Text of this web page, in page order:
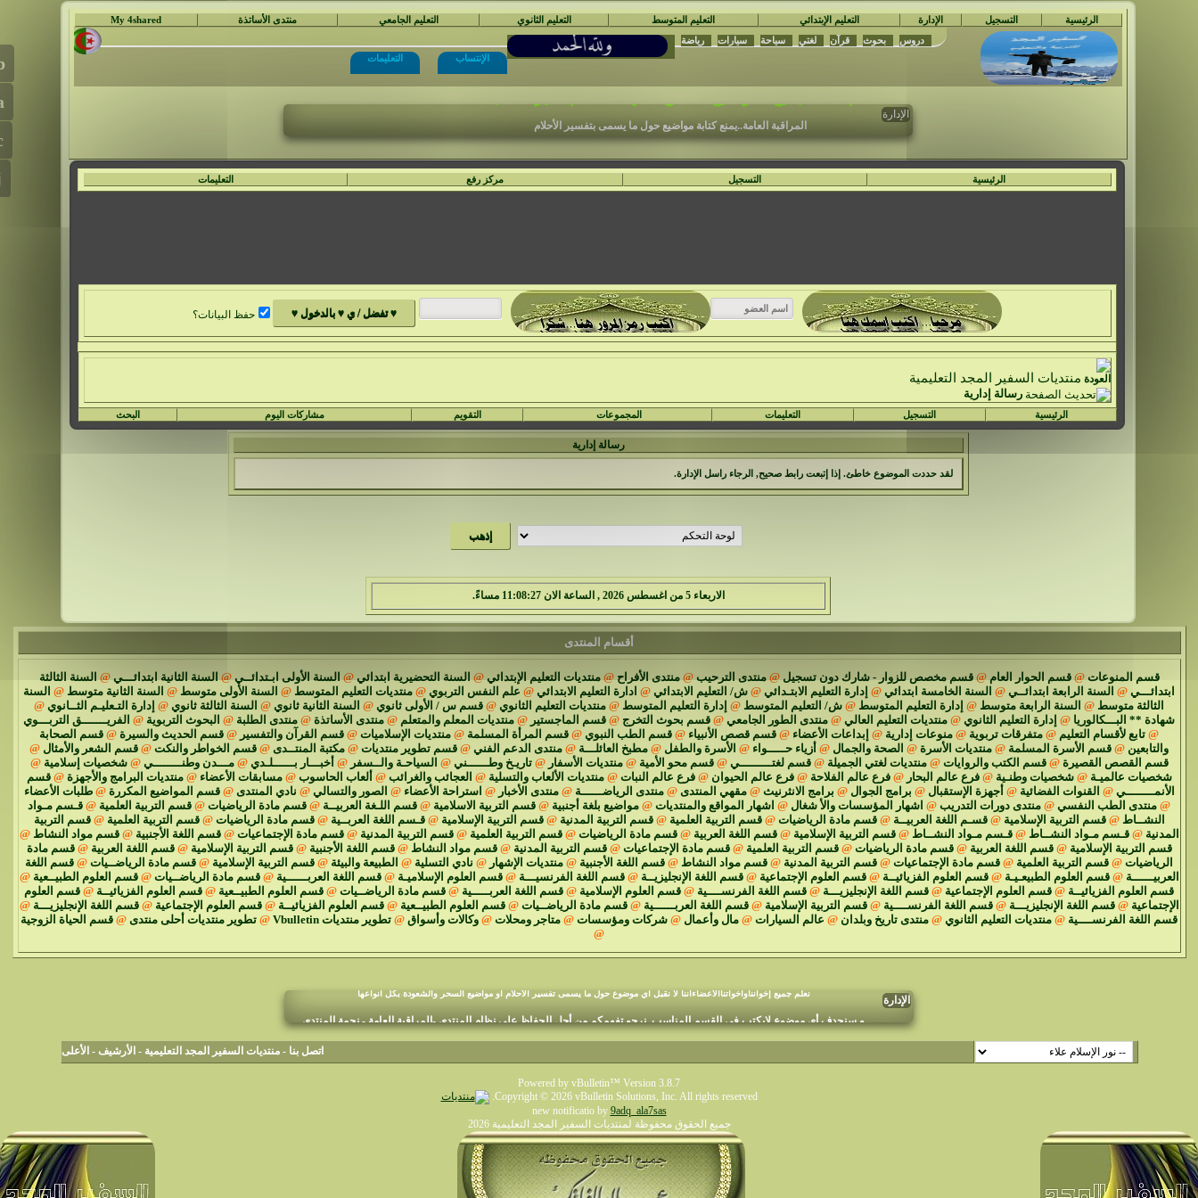
الرئيسية التسجيل الإدارة التعليم الإبتدائي التعليم المتوسط التعليم الثانوي التعليم الجامعي منتدى الأساتذة My 4shared
دروس بحوث قرآن لغتي سياحة سيارات
رياضة
الإنتساب
التعليمات
الإدارة
مُنْتَدَيَات السَّفِير الْمُجِدّ التَّعْلِيمِيَّة
المراقبة العامة..يمنع كتابة مواضيع حول ما يسمى بتفسير الأحلام
الرئيسية التسجيل مركز رفع التعليمات
حفظ البيانات؟
منتديات السفير المجد التعليمية
رسالة إدارية
الرئيسية التسجيل التعليمات المجموعات التقويم مشاركات اليوم البحث
رسالة إدارية
لقد حددت الموضوع خاطئ. إذا إتبعت رابط صحيح, الرجاء راسل الإدارة.
الاربعاء 5 من اغسطس 2026 , الساعة الان 11:08:28 مساءً.
أقسام المنتدى
قسم المنوعات @قسم الحوار العام @قسم مخصص للزوار - شارك دون تسجيل @منتدى الترحيب @منتدى الأفراح @منتديات التعليم الإبتدائي @السنة التحضيرية ابتدائي @السنة الأولى ابـتدائــي @السنة الثانية ابتدائـــي @السنة الثالثة
ابتدائـــي @ السنة الرابعة ابتدائــي @ السنة الخامسة ابتدائي @ إدارة التعليم الابتـدائي @ ش/ التعليم الابتدائي @ ادارة التعليم الابتدائي @ علم النفس التربوي @ منتديات التعليم المتوسط @ السنة الأولى متوسط @ السنة الثانية متوسط @ السنة
الثالثة متوسط @ السنة الرابعة متوسط @ إدارة التعليم المتوسط @ ش/ التعليم المتوسط @ إدارة التعليم المتوسط @ منتديات التعليم الثانوي @ قسم س / الأولى ثانوي @ السنة الثانية ثانوي @ السنة الثالثة ثانوي @ إدارة التـعليـم الثــانوي @
شهادة ** البـــكالوريا @ إدارة التعليم الثانوي @ منتديات التعليم العالي @ منتدى الطور الجامعي @ قسم بحوث التخرج @ قسم الماجستير @ منتديات المعلم والمتعلم @ منتدى الأساتذة @ منتدى الطلبة @ البحوث التربوية @ الفريـــــــق التربـــوي
@ تابع لأقسام التعليم @ متفرقات تربوية @ منوعات إدارية @ إبداعات الأعضاء @ قسم قصص الأنبياء @ قسم الطب النبوي @ قسم المرأة المسلمة @ منتديات الإسلاميات @ قسم القرآن والتفسير @ قسم الحديث والسيرة @ قسم الصحابة
والتابعين @ قسم الأسرة المسلمة @ منتديات الأسرة @ الصحة والجمال @ أزياء حـــــواء @ الأسرة والطفل @ مطبخ العائلـــة @ منتدى الدعم الفني @ قسم تطوير منتديات @ مكتبة المنتــدى @ قسم الخواطر والنكت @ قسم الشعر والأمثال @
قسم القصص القصيرة @قسم الكتب والروايات @منتديات لغتي الجميلة @قسم لغتـــــــــي @قسم محو الأمية @منتديات الأسفار @تاريـخ وطــــــني @ السياحـة والــسفر @ أخبـــار بــــــلـدي @مـــدن وطنــــــــي @شخصيات إسلامية @
شخصيات عالميـة @شخصيات وطنـية @فرع عالم البحار @فرع عالم الفلاحة @فرع عالم الحيوان @فرع عالم النبات @منتديات الألعاب والتسلية @ العجائب والغرائب @ ألعاب الحاسوب @مسابقات الأعضاء @منتديات البرامج والأجهزة @قسم
الأنمــــــــي @ القنوات الفضائية @ أجهزة الإستقبال @ برامج الجوال @ برامج الانثرنيث @مقهي المنتدى @منتدى الرياضــــــة @منتدى الأخبار @ استراحة الأعضاء @ الصور والتسالي @ نادي المنتدى @قسم المواضيع المكررة @طلبات الأعضاء
@ منتدى الطب النفسي @ منتدى دورات التدريب @ اشهار المؤسسات والأ شغال @ اشهار المواقع والمنتديات @ مواضيع بلغة أجنبية @ قسم التربية الاسلامية @ قسم اللـغة العربيــة @ قسم مادة الرياضيات @ قسم التربية العلمية @ قـسم مـواد
النشــاط @قسم التربية الإسلامية @قسـم اللغة العربيــة @قسم مادة الرياضيات @قسم التربية العلمية @قسم التربية المدنية @قسم التربية الإسلامية @قـسم اللغة العربــية @قسم مادة الرياضيات @قسم التربية العلمية @قسم التربية
المدنية @قـسم مـواد النشــاط @قـسم مـواد النشــاط @قسم التربية الإسلامية @قسم اللغة العربية @قسم مادة الرياضيات @قسم التربية العلمية @قسم التربية المدنية @قسم مادة الإجتماعيات @قسم اللغة الأجنبية @قسم مواد النشاط @
قسم التربية الإسلامية @قسم اللغة العربية @قسم مادة الرياضيات @قسم التربية العلمية @قسم مادة الإجتماعيات @قسم التربية المدنية @قسم مواد النشاط @قسم اللغة الأجنبية @قسم التربية الإسلامية @قسم اللغة العربية @قسم مادة
الرياضيات @ قسم التربية العلمية @ قسم مادة الإجتماعيات @ قسم التربية المدنية @ قسم مواد النشاط @ قسم اللغة الأجنبية @ منتديات الإشهار @ نادي التسلية @ الطبيعة والبيئة @ قسم التربية الإسلامية @ قسم مادة الرياضــيات @ قسم اللغة
العربيــــــة @قسم العلوم الطبيعـيـة @قسم العلوم الفزيائيــة @قسم العلوم الإجتماعية @قسم اللغة الإنجليزيــة @قسم اللغة الفرنسيـــة @قسم العلوم الإسلاميـة @قسم اللغة العربــــــية @قسم مادة الرياضــيات @قسم العلوم الطبيــعية @
قسم العلوم الفزيائيــة @ قسم العلوم الإجتماعية @ قسم اللغة الإنجليزيـــة @ قسم اللغة الفرنســــية @ قسم العلوم الإسلامية @ قسم اللغة العربـــــية @ قسم مادة الرياضــيات @ قسم العلوم الطبيــعية @ قسم العلوم الفزيائيــة @ قسم العلوم
الإجتماعية @قسم اللغة الإنجليزيـــة @قسم اللغة الفرنســــية @قسم التربية الإسلامية @قسم اللغة العربــــــية @قسم مادة الرياضــيات @قسم العلوم الطبيــعية @قسم العلوم الفزيائيــة @قسم العلوم الإجتماعية @قسم اللغة الإنجليزيـــة @
قسم اللغة الفرنســــية @ منتديات التعليم الثانوي @ منتدى تاريخ وبلدان @ عالم السيارات @ مال وأعمال @ شركات ومؤسسات @ متاجر ومحلات @ وكالات وأسواق @ تطوير منتديات Vbulletin @ تطوير منتديات أحلى منتدى @ قسم الحياة الزوجية
@
الإدارة
منتديات السفير المجد التعليمية
اتصل بنا -منتديات السفير المجد التعليمية - الأرشيف - الأعلى
Powered by vBulletin™ Version 3.8.7
Copyright © 2026 vBulletin Solutions, Inc. All rights reserved.
new notificatio by 9adq_ala7sas
جميع الحقوق محفوظة لمنتديات السفير المجد التعليمية 2026